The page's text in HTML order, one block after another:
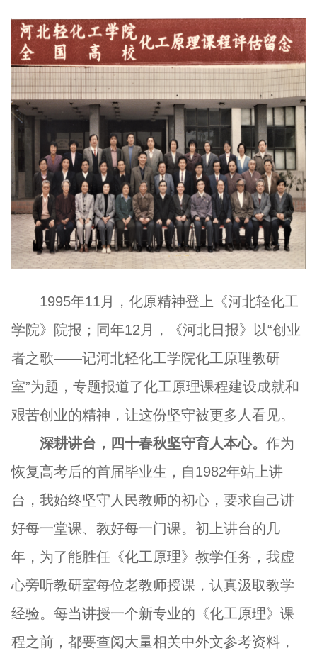
1995年11月，化原精神登上《河北轻化工
学院》院报；同年12月，《河北日报》以“创业
者之歌——记河北轻化工学院化工原理教研
室”为题，专题报道了化工原理课程建设成就和
艰苦创业的精神，让这份坚守被更多人看见。
深耕讲台，四十春秋坚守育人本心。 作为
恢复高考后的首届毕业生，自1982年站上讲
台，我始终坚守人民教师的初心，要求自己讲
好每一堂课、教好每一门课。初上讲台的几
年，为了能胜任《化工原理》教学任务，我虚
心旁听教研室每位老教师授课，认真汲取教学
经验。每当讲授一个新专业的《化工原理》课
程之前，都要查阅大量相关中外文参考资料，